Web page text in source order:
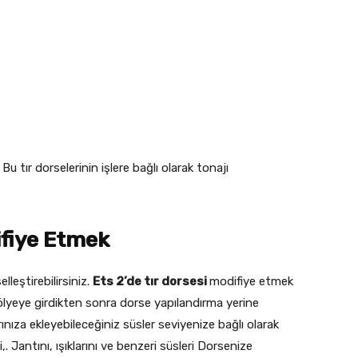
tır dorselerinin işlere bağlı olarak tonajı
Etmek
Ets 2’de tır dorsesimodifiye etmek
girdikten sonra dorse yapılandırma yerine
ekleyebileceğiniz süsler seviyenize bağlı olarak
ışıklarını ve benzeri süsleri Dorsenize